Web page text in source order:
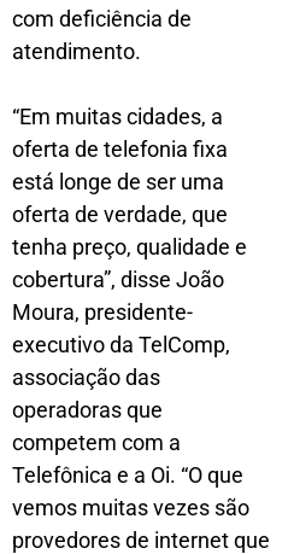
com deficiência de
atendimento.
“Em muitas cidades, a
oferta de telefonia fixa
está longe de ser uma
oferta de verdade, que
tenha preço, qualidade e
cobertura”, disse João
Moura, presidente-
executivo da TelComp,
associação das
operadoras que
competem com a
Telefônica e a Oi. “O que
vemos muitas vezes são
provedores de internet que